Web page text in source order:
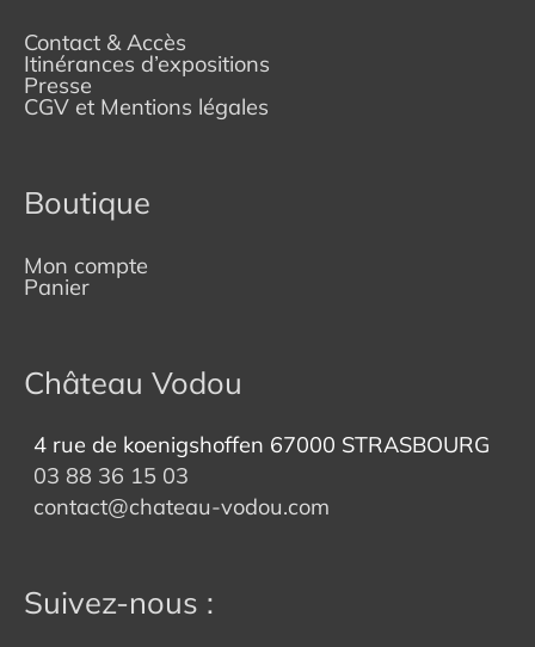
Contact & Accès
Itinérances d’expositions
Presse
CGV et Mentions légales
Boutique
Mon compte
Panier
Château Vodou
4 rue de koenigshoffen 67000 STRASBOURG
03 88 36 15 03
contact@chateau-vodou.com
Suivez-nous :